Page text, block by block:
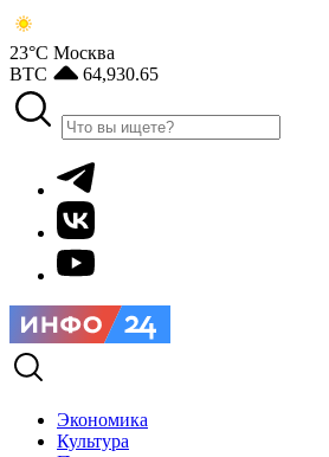
23°С Москва
BTC
64,930.65
Экономика
Культура